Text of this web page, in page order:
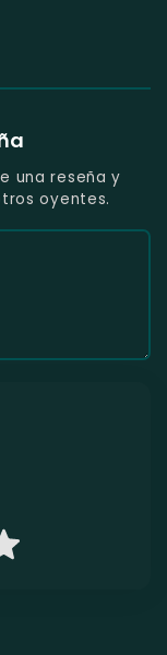
una reseña y
oyentes.